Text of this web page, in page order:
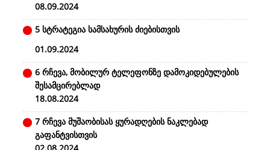
08.09.2024
5 სტრატეგია სამსახურის ძიებისთვის
01.09.2024
6 რჩევა, მობილურ ტელეფონზე დამოკიდებულების
შესამცირებლად
18.08.2024
7 რჩევა მუშაობისას ყურადღების ნაკლებად
გაფანტვისთვის